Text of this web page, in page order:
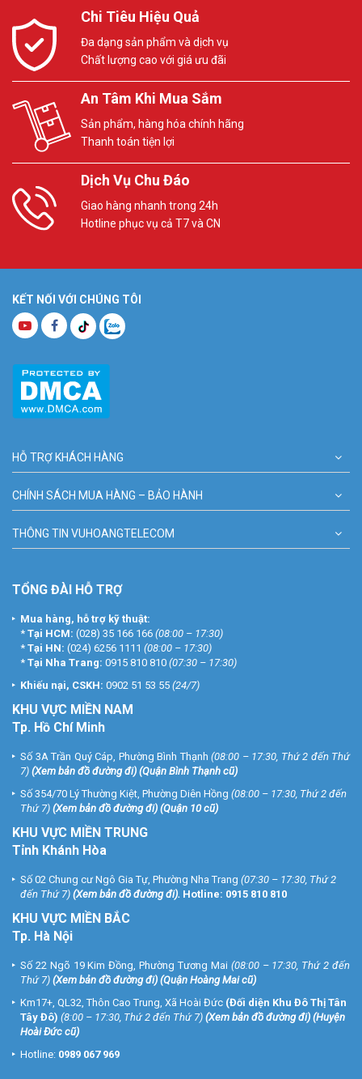
Chi Tiêu Hiệu Quả
Đa dạng sản phẩm và dịch vụ
Chất lượng cao với giá ưu đãi
An Tâm Khi Mua Sắm
Sản phẩm, hàng hóa chính hãng
Thanh toán tiện lợi
Dịch Vụ Chu Đáo
Giao hàng nhanh trong 24h
Hotline phục vụ cả T7 và CN
KẾT NỐI VỚI CHÚNG TÔI
HỖ TRỢ KHÁCH HÀNG
CHÍNH SÁCH MUA HÀNG – BẢO HÀNH
THÔNG TIN VUHOANGTELECOM
TỔNG ĐÀI HỖ TRỢ
Mua hàng, hỗ trợ kỹ thuật:
* Tại HCM: (028) 35 166 166 (08:00 – 17:30)
* Tại HN: (024) 6256 1111 (08:00 – 17:30)
* Tại Nha Trang: 0915 810 810 (07:30 – 17:30)
Khiếu nại, CSKH: 0902 51 53 55 (24/7)
KHU VỰC MIỀN NAM
Tp. Hồ Chí Minh
Số 3A Trần Quý Cáp, Phường Bình Thạnh (08:00 – 17:30, Thứ 2 đến Thứ
7) (Xem bản đồ đường đi) (Quận Bình Thạnh cũ)
Số 354/70 Lý Thường Kiệt, Phường Diên Hồng (08:00 – 17:30, Thứ 2 đến
Thứ 7) (Xem bản đồ đường đi) (Quận 10 cũ)
KHU VỰC MIỀN TRUNG
Tỉnh Khánh Hòa
Số 02 Chung cư Ngô Gia Tự, Phường Nha Trang (07:30 – 17:30, Thứ 2
đến Thứ 7) (Xem bản đồ đường đi). Hotline: 0915 810 810
KHU VỰC MIỀN BẮC
Tp. Hà Nội
Số 22 Ngõ 19 Kim Đồng, Phường Tương Mai (08:00 – 17:30, Thứ 2 đến
Thứ 7) (Xem bản đồ đường đi) (Quận Hoàng Mai cũ)
Km17+, QL32, Thôn Cao Trung, Xã Hoài Đức (Đối diện Khu Đô Thị Tân
Tây Đô) (8:00 – 17:30, Thứ 2 đến Thứ 7) (Xem bản đồ đường đi) (Huyện
Hoài Đức cũ)
Hotline: 0989 067 969